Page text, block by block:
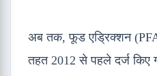
अब तक, फूड एड्रिक्शन
तहत 2012 से पहले दर्ज किए